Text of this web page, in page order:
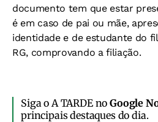
documento tem que estar
é em caso de pai ou mãe,
identidade e de estudante do
RG, comprovando a filiação.
Siga o A TARDE noGoogle
principais destaques do dia.